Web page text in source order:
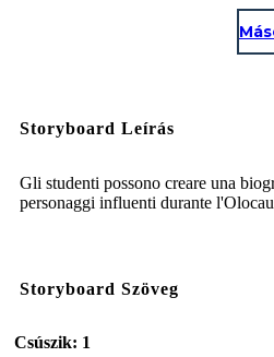
Storyboard Leírás
Gli studenti possono creare una
personaggi influenti durante
Storyboard Szöveg
Csúszik: 1